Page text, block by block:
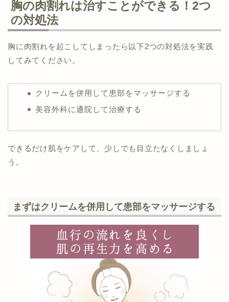
胸の肉割れは治すことができる！2つ
の対処法
胸に肉割れを起こしてしまったら以下2つの対処法を実践
してみてください。
クリームを併用して患部をマッサージする
美容外科に通院して治療する
できるだけ肌をケアして、少しでも目立たなくしましょ
う。
まずはクリームを併用して患部をマッサージする